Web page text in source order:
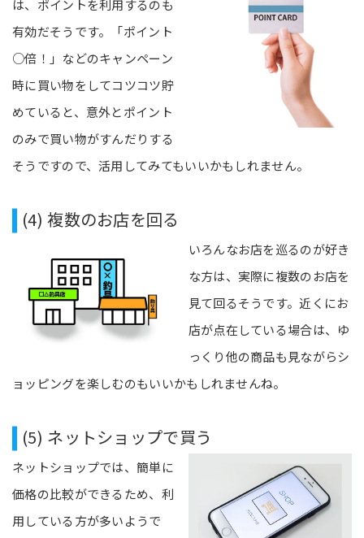
は、ポイントを利用するのも
有効だそうです。「ポイント
○倍！」などのキャンペーン
時に買い物をしてコツコツ貯
めていると、意外とポイント
のみで買い物がすんだりする
そうですので、活用してみてもいいかもしれません。
(4) 複数のお店を回る
いろんなお店を巡るのが好き
な方は、実際に複数のお店を
見て回るそうです。近くにお
店が点在している場合は、ゆ
っくり他の商品も見ながらシ
ョッピングを楽しむのもいいかもしれませんね。
(5) ネットショップで買う
ネットショップでは、簡単に
価格の比較ができるため、利
用している方が多いようで